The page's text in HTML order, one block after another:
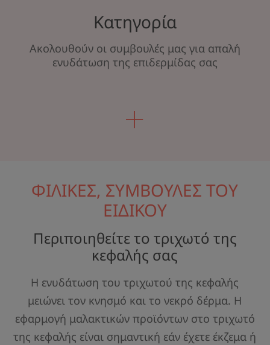
Κατηγορία
Ακολουθούν οι συμβουλές μας για απαλή
ενυδάτωση της επιδερμίδας σας
ΦΙΛΙΚΕΣ, ΣΥΜΒΟΥΛΕΣ ΤΟΥ
ΕΙΔΙΚΟΥ
Περιποιηθείτε το τριχωτό της
κεφαλής σας
Η ενυδάτωση του τριχωτού της κεφαλής
μειώνει τον κνησμό και το νεκρό δέρμα. Η
εφαρμογή μαλακτικών προϊόντων στο τριχωτό
της κεφαλής είναι σημαντική εάν έχετε έκζεμα ή